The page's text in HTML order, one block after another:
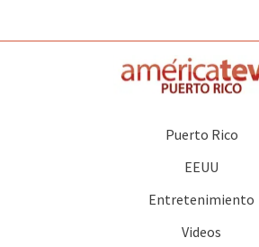
Puerto Rico
EEUU
Entretenimiento
Videos